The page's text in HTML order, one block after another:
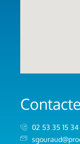
02 53 35 15 34